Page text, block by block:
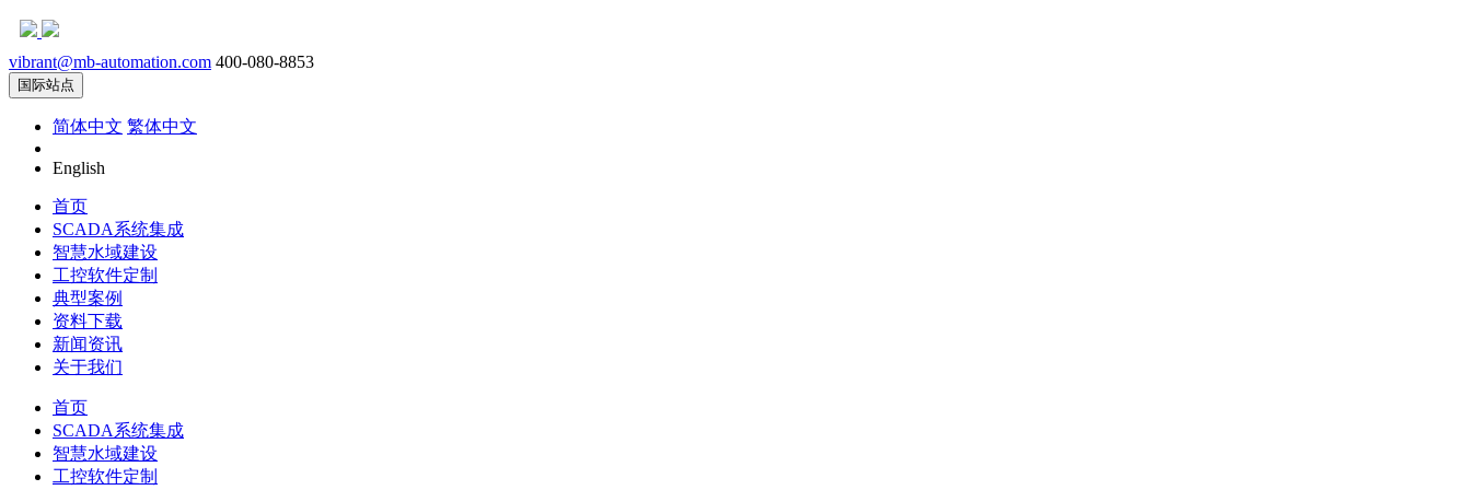
vibrant@mb-automation.com 400-080-8853
国际站点
简体中文 繁体中文
English
首页
SCADA系统集成
智慧水域建设
工控软件定制
典型案例
资料下载
新闻资讯
关于我们
首页
SCADA系统集成
智慧水域建设
工控软件定制